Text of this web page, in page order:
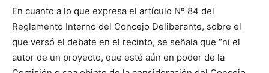
En cuanto a lo que expresa el artículo Nº 84 del
Reglamento Interno del Concejo Deliberante, sobre el
que versó el debate en el recinto, se señala que “ni el
autor de un proyecto, que esté aún en poder de la